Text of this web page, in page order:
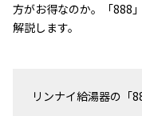
方がお得なのか。「888
解説します。
リンナイ給湯器の「